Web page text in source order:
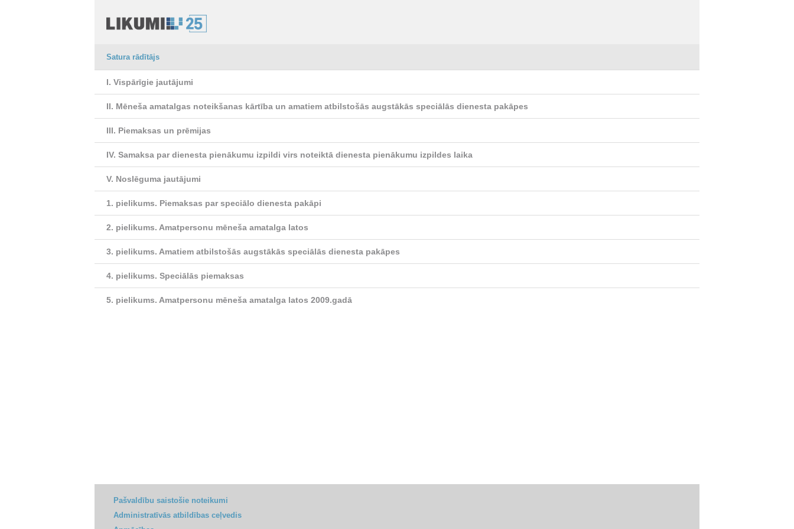
Satura rādītājs
I. Vispārīgie jautājumi
II. Mēneša amatalgas noteikšanas kārtība un amatiem atbilstošās augstākās speciālās dienesta pakāpes
III. Piemaksas un prēmijas
IV. Samaksa par dienesta pienākumu izpildi virs noteiktā dienesta pienākumu izpildes laika
V. Noslēguma jautājumi
1. pielikums. Piemaksas par speciālo dienesta pakāpi
2. pielikums. Amatpersonu mēneša amatalga latos
3. pielikums. Amatiem atbilstošās augstākās speciālās dienesta pakāpes
4. pielikums. Speciālās piemaksas
5. pielikums. Amatpersonu mēneša amatalga latos 2009.gadā
Pašvaldību saistošie noteikumi
Administratīvās atbildības ceļvedis